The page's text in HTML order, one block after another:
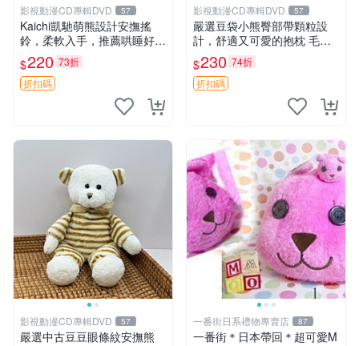
影視動漫CD專輯DVD 57
Kaichi凱馳萌熊設計安撫搖
鈴，柔軟入手，推薦哄睡好選
擇 熊公仔 安撫玩具 喂食環
$220 73折
折扣碼
影視動漫CD專輯DVD 57
嚴選豆袋小熊臀部帶顆粒設
計，舒適又可愛的抱枕 毛絨
抱枕、臀部按摩、坐墊
$230 74折
折扣碼
影視動漫CD專輯DVD 57
嚴選中古豆豆眼條紋安撫熊
一番街日系禮物專賣店 87
一番街＊日本帶回＊超可愛M